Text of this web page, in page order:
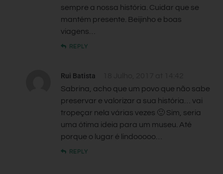
sempre a nossa história. Cuidar que se
mantém presente. Beijinho e boas
viagens…
REPLY
Rui Batista
Sabrina, acho que um povo que não sabe
preservar e valorizar a sua história… vai
tropeçar nela várias vezes 🙂 Sim, seria
uma ótima ideia para um museu. Até
porque o lugar é lindooooo…
REPLY